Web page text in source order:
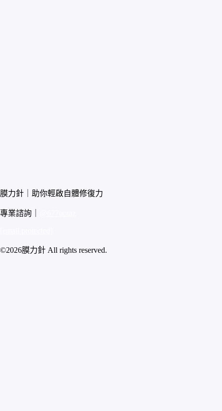
膜力針｜助你輕啟自體修復力
專業諮詢｜
©2026膜力針 All rights reserved.